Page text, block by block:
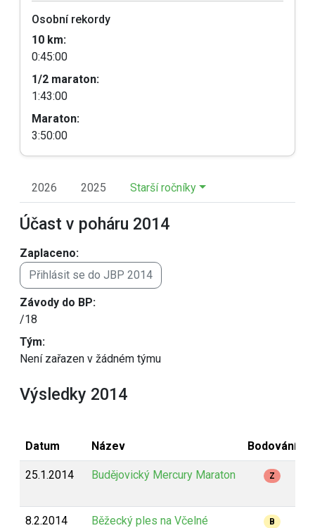
Osobní rekordy
10 km:
0:45:00
1/2 maraton:
1:43:00
Maraton:
3:50:00
2026 2025 Starší ročníky
Účast v poháru 2014
Zaplaceno:
Přihlásit se do JBP 2014
Závody do BP:
/18
Tým:
Není zařazen v žádném týmu
Výsledky 2014
Datum Název Bodování
25.1.2014 Budějovický Mercury Maraton Z
8.2.2014 Běžecký ples na Včelné B